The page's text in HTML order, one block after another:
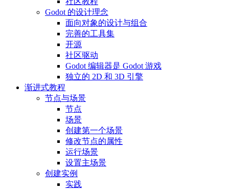
Godot 的设计理念
面向对象的设计与组合
完善的工具集
开源
社区驱动
Godot 编辑器是 Godot 游戏
独立的 2D 和 3D 引擎
渐进式教程
节点与场景
节点
场景
创建第一个场景
修改节点的属性
运行场景
设置主场景
创建实例
实践